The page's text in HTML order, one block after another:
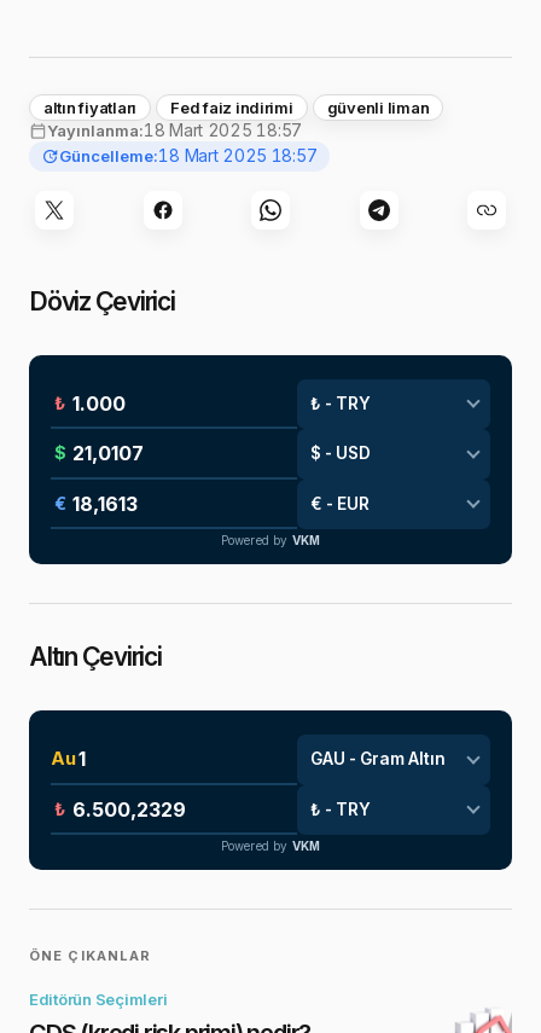
altın fiyatları Fed faiz indirimi
güvenli liman
Yayınlanma:18 Mart 2025 18:57
Güncelleme:18 Mart 2025 18:57
Döviz Çevirici
₺
$
€
Powered by VKM
Altın Çevirici
Au
₺
Powered by VKM
ÖNE ÇIKANLAR
Editörün Seçimleri